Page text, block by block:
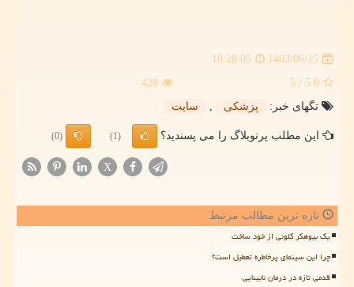
1403/06/15
10:28:05
5.0
/ 5
428
تگهای خبر:
پزشكی , سایت
این مطلب پرتوبلاگ را می پسندید؟ (1)
(0)
X
تازه ترین مطالب مرتبط
یک بیوهکر کلونی از خود ساخت
چرا این سینمای پرخاطره تعطیل است؟
قدمی تازه در درمان نابینایی